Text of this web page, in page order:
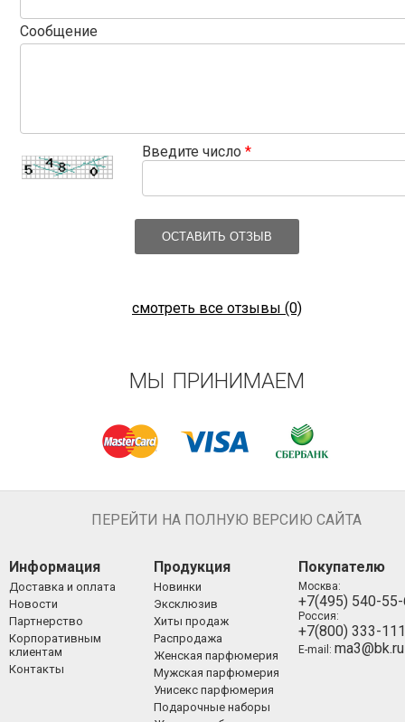
Сообщение
Введите число *
ОСТАВИТЬ ОТЗЫВ
смотреть все отзывы (0)
МЫ ПРИНИМАЕМ
ПЕРЕЙТИ НА ПОЛНУЮ ВЕРСИЮ САЙТА
Информация
Доставка и оплата
Новости
Партнерство
Корпоративным
клиентам
Контакты
Продукция
Новинки
Эксклюзив
Хиты продаж
Распродажа
Женская парфюмерия
Мужская парфюмерия
Унисекс парфюмерия
Подарочные наборы
Покупателю
Москва:
+7(495) 540-
Россия:
+7(800) 333-
E-mail: ma3@bk.ru